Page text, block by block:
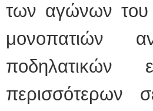
των αγώνων του
μονοπατιών
ποδηλατικών
περισσότερων